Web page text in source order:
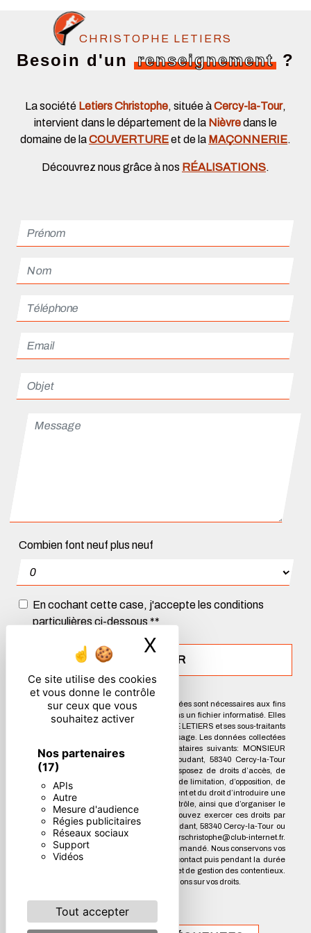
Ce site utilise des cookies
et vous donne le contrôle
sur ceux que vous
souhaitez activer
Nos partenaires
(17)
APIs
Autre
Mesure d'audience
Régies publicitaires
Réseaux sociaux
Support
Vidéos
Tout accepter
X Masquer le
CHRISTOPHE LETIERS
Besoin d'unrenseignement?
La société Letiers Christophe, située àCercy-la-Tour,
intervient dans le département de la Nièvredans le
domaine de laCOUVERTUREet de la MAÇONNERIE.
Découvrez nous grâce à nos RÉALISATIONS.
Combien font neuf plus neuf
En cochant cette case, j'accepte les conditions
particulières ci-dessous **
ENVOYER
** Les données personnelles communiquées sont nécessaires aux fins
de vous contacter et sont enregistrées dans un fichier informatisé. Elles
sont destinées à MONSIEUR CHRISTOPHE LETIERS et ses sous-traitants
dans le seul but de répondre à votre message. Les données collectées
seront communiquées aux seuls destinataires suivants: MONSIEUR
CHRISTOPHE LETIERS 28B Av. Louis Coudant, 58340 Cercy-la-Tour
letierschristophe@club-internet.fr. Vous disposez de droits d’accès, de
rectification, d’effacement, de portabilité, de limitation, d’opposition, de
retrait de votre consentement à tout moment et du droit d’introduire une
réclamation auprès d’une autorité de contrôle, ainsi que d’organiser le
sort de vos données post-mortem. Vous pouvez exercer ces droits par
voie postale à l'adresse 28B Av. Louis Coudant, 58340 Cercy-la-Tour ou
par courrier électronique à l'adresse letierschristophe@club-internet.fr.
Un justificatif d'identité pourra vous être demandé. Nous conservons vos
données pendant la période de prise de contact puis pendant la durée
de prescription légale aux fins probatoires et de gestion des contentieux.
Consultez le site cnil.fr pour plus d’informations sur vos droits.